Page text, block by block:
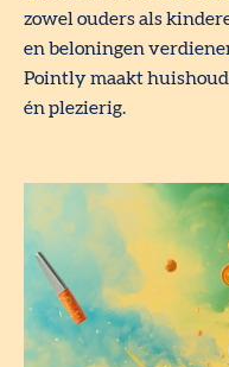
zowel ouders als
en beloningen
Pointly maakt
én plezierig.